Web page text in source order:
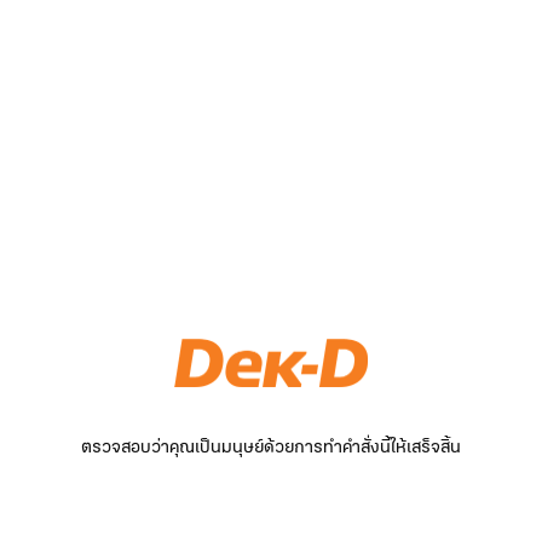
ตรวจสอบว่าคุณเป็นมนุษย์ด้วยการทำคำสั่งนี้ให้เสร็จสิ้น